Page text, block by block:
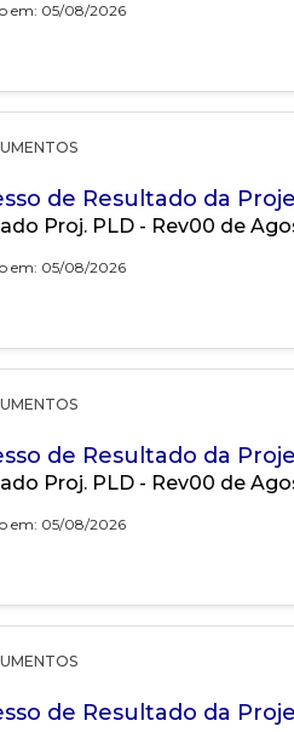
em: 05/08/2026
de Resultado da
Proj. PLD - Rev00 de
em: 05/08/2026
de Resultado da
Proj. PLD - Rev00 de
em: 05/08/2026
de Resultado da